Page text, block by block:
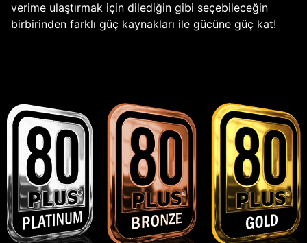
verime ulaştırmak için dilediğin gibi seçebileceğin
birbirinden farklı güç kaynakları ile gücüne güç kat!